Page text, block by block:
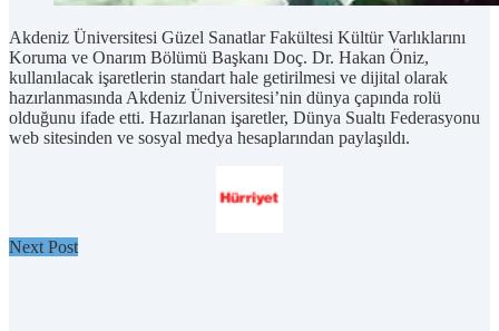
Akdeniz Üniversitesi Güzel Sanatlar Fakültesi Kültür Varlıklarını
Koruma ve Onarım Bölümü Başkanı Doç. Dr. Hakan Öniz,
kullanılacak işaretlerin standart hale getirilmesi ve dijital olarak
hazırlanmasında Akdeniz Üniversitesi’nin dünya çapında rolü
olduğunu ifade etti. Hazırlanan işaretler, Dünya Sualtı Federasyonu
web sitesinden ve sosyal medya hesaplarından paylaşıldı.
Next Post